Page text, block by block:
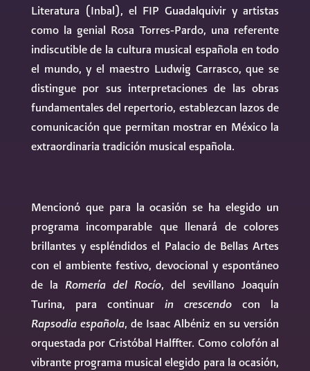
Literatura (Inbal), el FIP Guadalquivir y artistas
como la genial Rosa Torres-Pardo, una referente
indiscutible de la cultura musical española en todo
el mundo, y el maestro Ludwig Carrasco, que se
distingue por sus interpretaciones de las obras
fundamentales del repertorio, establezcan lazos de
comunicación que permitan mostrar en México la
extraordinaria tradición musical española.
Mencionó que para la ocasión se ha elegido un
programa incomparable que llenará de colores
brillantes y espléndidos el Palacio de Bellas Artes
con el ambiente festivo, devocional y espontáneo
de la Romería del Rocío, del sevillano Joaquín
Turina, para continuar in crescendocon la
Rapsodia española, de Isaac Albéniz en su versión
orquestada por Cristóbal Halffter. Como colofón al
vibrante programa musical elegido para la ocasión,